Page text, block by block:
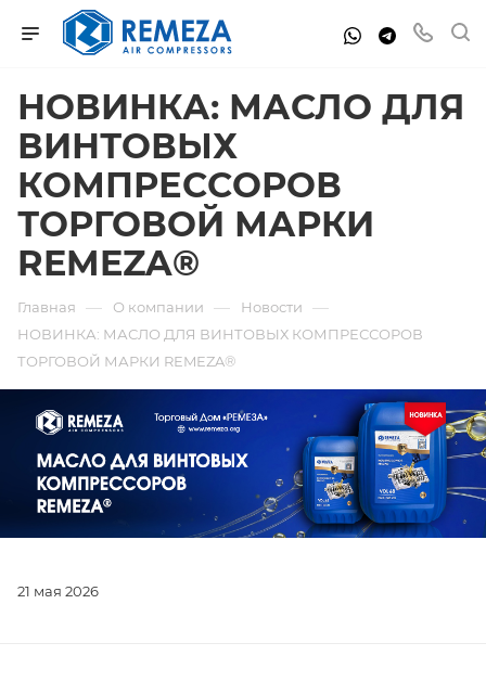
НОВИНКА: МАСЛО ДЛЯ
ВИНТОВЫХ
КОМПРЕССОРОВ
ТОРГОВОЙ МАРКИ
REMEZA®
Главная — О компании — Новости —
НОВИНКА: МАСЛО ДЛЯ ВИНТОВЫХ КОМПРЕССОРОВ
ТОРГОВОЙ МАРКИ REMEZA®
21 мая 2026